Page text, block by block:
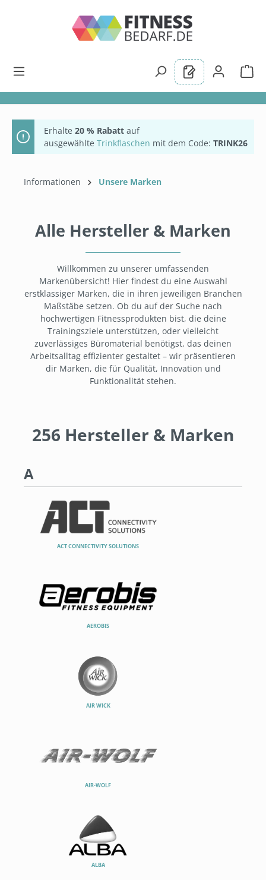
Erhalte 20 % Rabatt auf
ausgewählte Trinkflaschen mit dem Code: TRINK26
Informationen Unsere Marken
Alle Hersteller & Marken
Willkommen zu unserer umfassenden
Markenübersicht! Hier findest du eine Auswahl
erstklassiger Marken, die in ihren jeweiligen Branchen
Maßstäbe setzen. Ob du auf der Suche nach
hochwertigen Fitnessprodukten bist, die deine
Trainingsziele unterstützen, oder vielleicht
zuverlässiges Büromaterial benötigst, das deinen
Arbeitsalltag effizienter gestaltet – wir präsentieren
dir Marken, die für Qualität, Innovation und
Funktionalität stehen.
256 Hersteller & Marken
A
ACT CONNECTIVITY SOLUTIONS
AEROBIS
AIR WICK
AIR-WOLF
ALBA